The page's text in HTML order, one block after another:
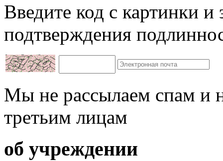
Введите код с картинки
подтверждения
Мы не рассылаем спам и
третьим лицам
об учреждении